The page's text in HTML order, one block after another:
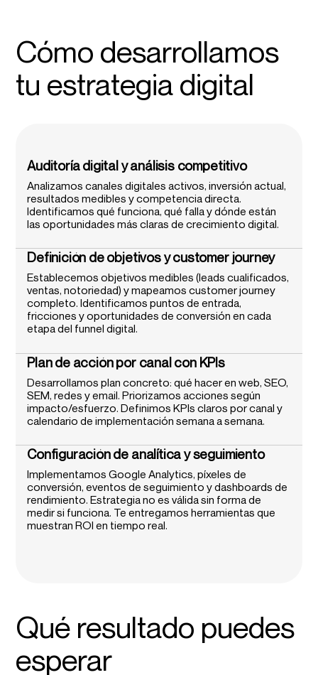
Cómo desarrollamos
tu estrategia digital
Auditoría digital y análisis competitivo
Analizamos canales digitales activos, inversión actual,
resultados medibles y competencia directa.
Identificamos qué funciona, qué falla y dónde están
las oportunidades más claras de crecimiento digital.
Definición de objetivos y customer journey
Establecemos objetivos medibles (leads cualificados,
ventas, notoriedad) y mapeamos customer journey
completo. Identificamos puntos de entrada,
fricciones y oportunidades de conversión en cada
etapa del funnel digital.
Plan de acción por canal con KPIs
Desarrollamos plan concreto: qué hacer en web, SEO,
SEM, redes y email. Priorizamos acciones según
impacto/esfuerzo. Definimos KPIs claros por canal y
calendario de implementación semana a semana.
Configuración de analítica y seguimiento
Implementamos Google Analytics, píxeles de
conversión, eventos de seguimiento y dashboards de
rendimiento. Estrategia no es válida sin forma de
medir si funciona. Te entregamos herramientas que
muestran ROI en tiempo real.
Qué resultado puedes
esperar